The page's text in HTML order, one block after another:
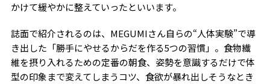
かけて緩やかに整えていったといいます。
誌面で紹介されるのは、MEGUMIさん自らの“人体実験”で導
き出した「勝手にやせるからだを作る5つの習慣」。食物繊
維を摂り入れるための定番の朝食、姿勢を意識するだけで体
型の印象まで変えてしまうコツ、食欲が暴れ出しそうなとき